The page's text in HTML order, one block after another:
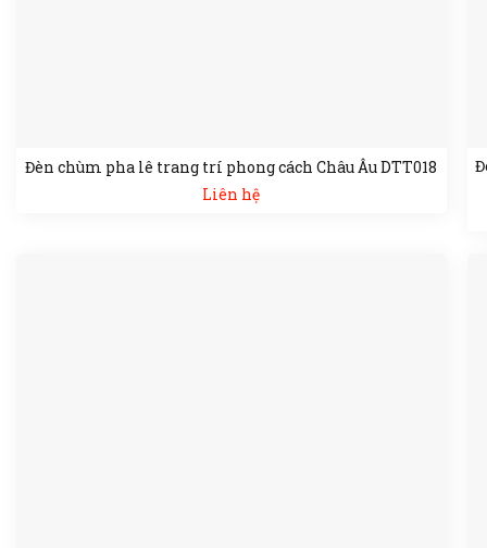
Đèn chùm pha lê trang trí phong cách Châu Âu DTT018
Liên hệ